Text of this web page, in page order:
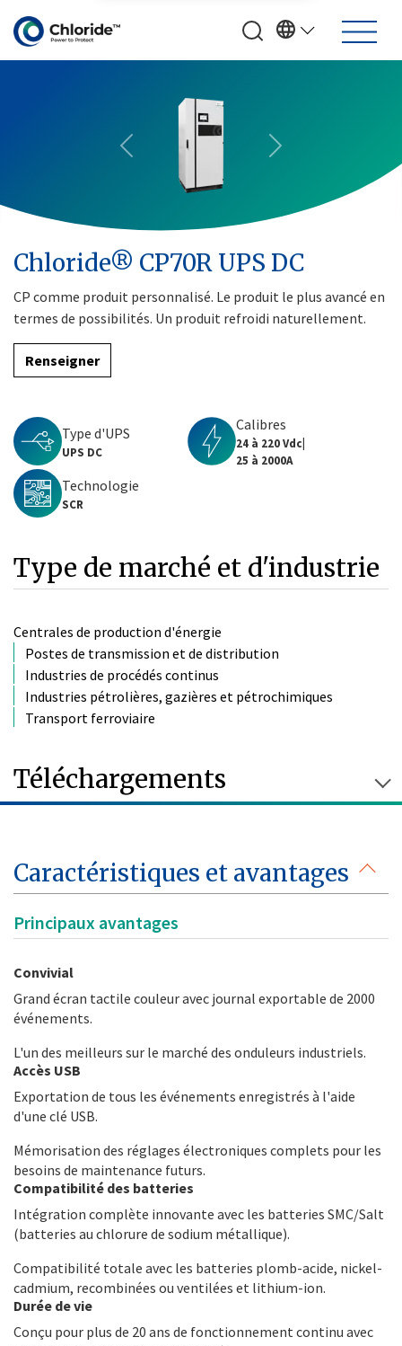
Previous Next
Chloride® CP70R UPS DC
CP comme produit personnalisé. Le produit le plus avancé en
termes de possibilités. Un produit refroidi naturellement.
Renseigner
Type d'UPS
UPS DC
Calibres
24 à 220 Vdc|
25 à 2000A
Technologie
SCR
Type de marché et d'industrie
Centrales de production d'énergie
Postes de transmission et de distribution
Industries de procédés continus
Industries pétrolières, gazières et pétrochimiques
Transport ferroviaire
Téléchargements
Caractéristiques et avantages
Principaux avantages
Convivial
Grand écran tactile couleur avec journal exportable de 2000
événements.
L'un des meilleurs sur le marché des onduleurs industriels.
Accès USB
Exportation de tous les événements enregistrés à l'aide
d'une clé USB.
Mémorisation des réglages électroniques complets pour les
besoins de maintenance futurs.
Compatibilité des batteries
Intégration complète innovante avec les batteries SMC/Salt
(batteries au chlorure de sodium métallique).
Compatibilité totale avec les batteries plomb-acide, nickel-
cadmium, recombinées ou ventilées et lithium-ion.
Durée de vie
Conçu pour plus de 20 ans de fonctionnement continu avec